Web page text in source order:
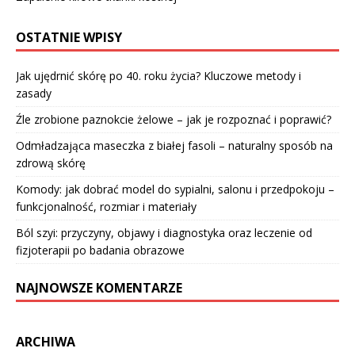
OSTATNIE WPISY
Jak ujędrnić skórę po 40. roku życia? Kluczowe metody i
zasady
Źle zrobione paznokcie żelowe – jak je rozpoznać i poprawić?
Odmładzająca maseczka z białej fasoli – naturalny sposób na
zdrową skórę
Komody: jak dobrać model do sypialni, salonu i przedpokoju –
funkcjonalność, rozmiar i materiały
Ból szyi: przyczyny, objawy i diagnostyka oraz leczenie od
fizjoterapii po badania obrazowe
NAJNOWSZE KOMENTARZE
ARCHIWA